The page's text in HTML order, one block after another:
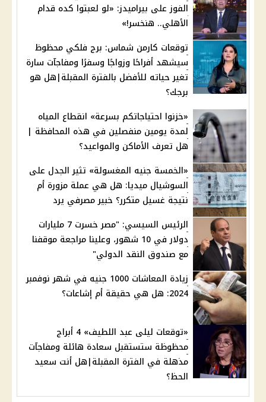
الفوز على بيراميدز: «لو لعبتوا كده قدام
الأهلي.. هنخسر!»
توقعات كارمن شماس: برج فلكي محظوظ
سيشهد أفراحًا وزواجًا وسفرًا ومفاجآت سارة
تغير حياته للأفضل بالفترة المقبلة|هل هو
برجك؟
«خزنوا احتياجاتكم بسرعة» انقطاع المياه
لمدة يومين منفصلين في هذه المحافظة |
هل تعرف الأماكن والمواعيد؟
«الخمسة جنيه المغسولة» تثير الجدل على
السوشيال ميديا: هل هي عملة مزورة أم
نتيجة غسيل متكرر؟ خبير مصرفي يرد
الرئيس السيسي: "مصر خسرت 7 مليارات
دولار في 10 شهور، وعلينا مراجعة موقفنا
مع صندوق النقد الدولي"
زيادة المعاشات 1000 جنيه في شهر نوفمبر
2024: هل هي حقيقة أم إشاعات؟
«توقعات ليلى عبد اللطيف» 4 أبراج
محظوظة ستستقبل سعادة هائلة ومفاجآت
مذهلة في الفترة المقبلة|هل أنت سعيد
الحظ؟